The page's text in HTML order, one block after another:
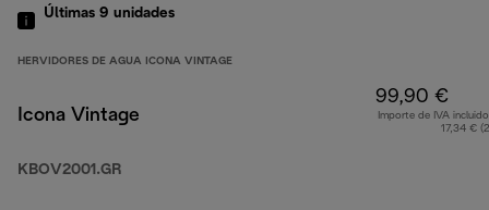
Últimas 9 unidades
HERVIDORES DE AGUA ICONA VINTAGE
Icona Vintage
KBOV2001.GR
99,90 €
Importe de IVA
17,34 €